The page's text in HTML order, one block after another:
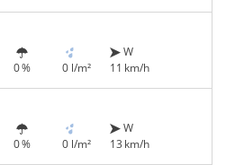
0 % 0 l/m²
W
11 km/h
0 % 0 l/m²
W
13 km/h